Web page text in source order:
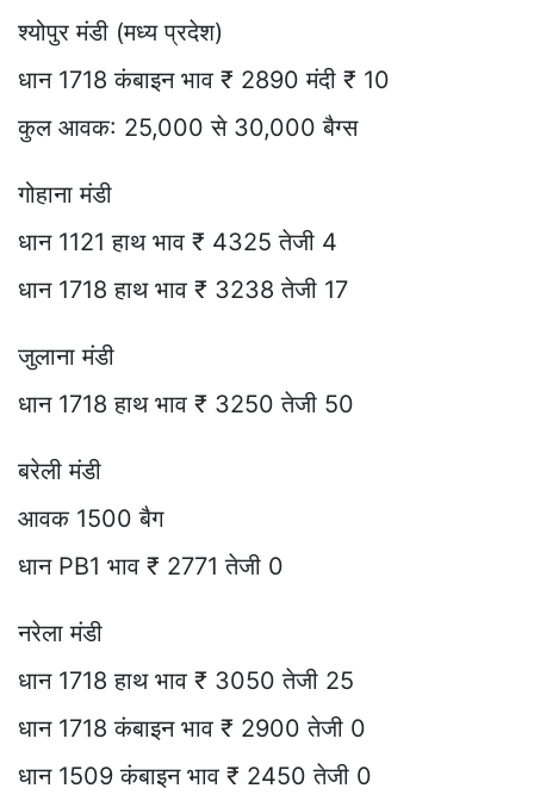
श्योपुर मंडी (मध्य प्रदेश)
धान 1718 कंबाइन भाव ₹ 2890 मंदी ₹ 10
कुल आवक: 25,000 से 30,000 बैग्स
गोहाना मंडी
धान 1121 हाथ भाव ₹ 4325 तेजी 4
धान 1718 हाथ भाव ₹ 3238 तेजी 17
जुलाना मंडी
धान 1718 हाथ भाव ₹ 3250 तेजी 50
बरेली मंडी
आवक 1500 बैग
धान PB1 भाव ₹ 2771 तेजी 0
नरेला मंडी
धान 1718 हाथ भाव ₹ 3050 तेजी 25
धान 1718 कंबाइन भाव ₹ 2900 तेजी 0
धान 1509 कंबाइन भाव ₹ 2450 तेजी 0